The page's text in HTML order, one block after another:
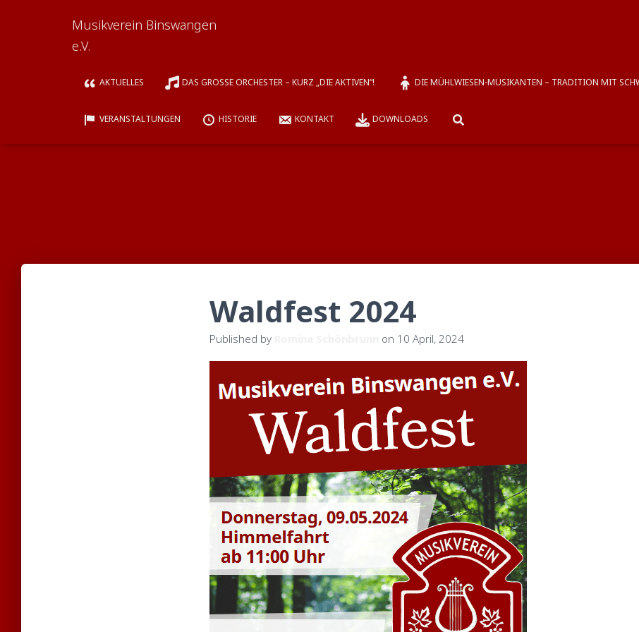
Musikverein Binswangen
e.V.
AKTUELLES DAS GROSSE ORCHESTER – KURZ „DIE AKTIVEN“! DIE MÜHLWIESEN-MUSIKANTEN – TRADITION MIT
VERANSTALTUNGEN HISTORIE KONTAKT DOWNLOADS
Waldfest 2024
Published by on 10 April, 2024